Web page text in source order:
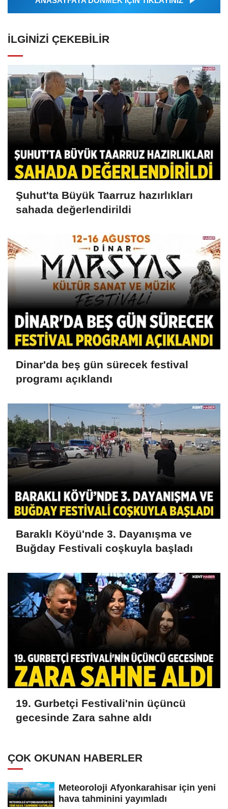
İLGINIZI ÇEKEBILIR
Şuhut'ta Büyük Taarruz hazırlıkları
sahada değerlendirildi
Dinar'da beş gün sürecek festival
programı açıklandı
Baraklı Köyü'nde 3. Dayanışma ve
Buğday Festivali coşkuyla başladı
19. Gurbetçi Festivali'nin üçüncü
gecesinde Zara sahne aldı
ÇOK OKUNAN HABERLER
Meteoroloji Afyonkarahisar için yeni
hava tahminini yayımladı